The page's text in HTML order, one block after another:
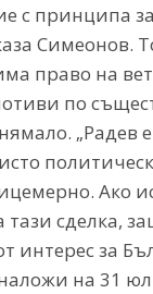
с принципа
Симеонов.
право на
по
„Радев
Ако
тази сделка,
интерес за
на 31